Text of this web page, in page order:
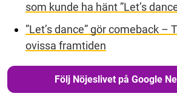
som kunde ha hänt ”Let’s
”Let’s dance” gör comeback –
ovissa framtiden
Följ Nöjeslivet på Google